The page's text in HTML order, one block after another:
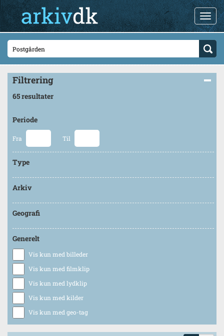
Filtrering
65 resultater
Periode
Fra Til
Type
Arkiv
Geografi
Generelt
Vis kun med billeder
Vis kun med filmklip
Vis kun med lydklip
Vis kun med kilder
Vis kun med geo-tag